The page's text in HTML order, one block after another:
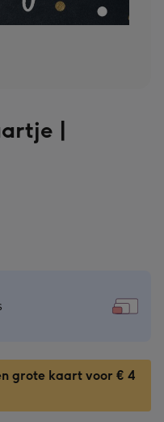
|
grote kaart voor € 4